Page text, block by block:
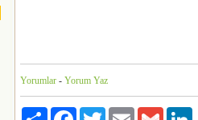
Yorumlar - Yorum Yaz
Paylaş FacebookTwitter Email Gmail